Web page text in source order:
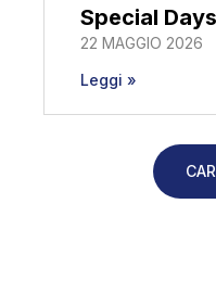
Special Days
22 MAGGIO 2026
Leggi »